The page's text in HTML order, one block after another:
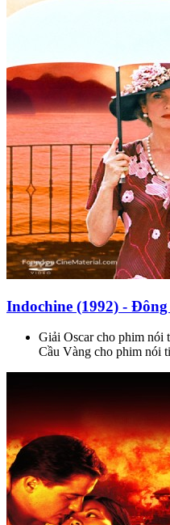
Indochine (1992) -
Giải Oscar cho phim nói
Cầu Vàng cho phim nói